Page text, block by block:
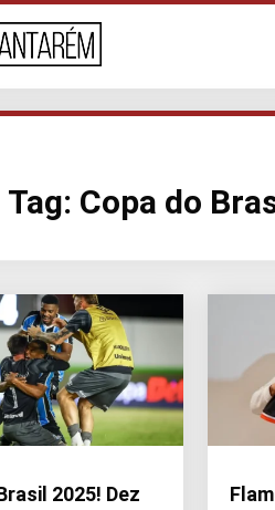
Tag: Copa do
2025! Dez